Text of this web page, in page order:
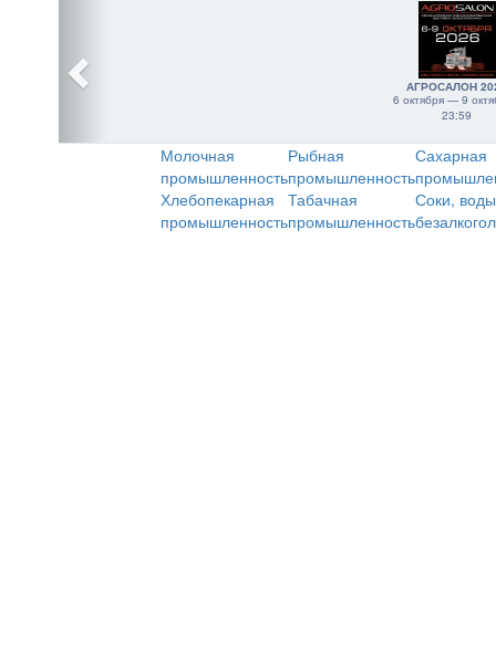
АГРОСАЛОН
6 октября — 9
23:59
Молочная
промышленность
Рыбная
промышленность
Сахарная
Хлебопекарная
промышленность
Табачная
промышленность
Соки,